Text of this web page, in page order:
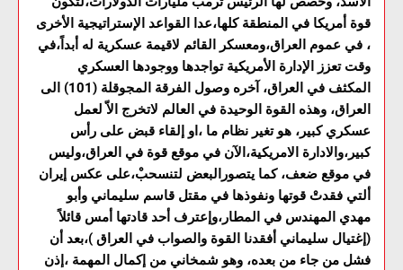
قوة أمريكا في المنطقة كلها،عدا القواعد الإستراتيجية الأخرى
، في عموم العراق،ومعسكر القائم لاقيمة عسكرية له أبداً،في
وقت تعزز الإدارة الأمريكية تواجدها ووجودها العسكري
المكثف في العراق، آخره وصول الفرقة المجوقلة (101) الى
العراق، وهذه القوة الوحيدة في العالم لاتخرج الاّ لعمل
عسكري كبير، هو تغير نظام ما ،او إلقاء قبض على رأس
كبير،والادارة الامريكية،الآن في موقع قوة في العراق،وليس
في موقع ضعف، كما يتصورالبعض لتنسحبْ،على عكس إيران
ألتي فقدتْ قوتها ونفوذها في مقتل قاسم سليماني وأبو
مهدي المهندس في المطار،وإعترف أحد قادتها أمس قائلاً
(إغتيال سليماني أفقدنا القوة والصواب في العراق )،بعد أن
فشل من جاء من بعده، وهو شمخاني من إكمال المهمة ،إذن